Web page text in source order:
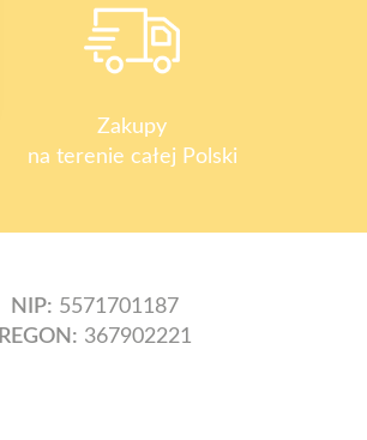
Zakupy
na terenie całej Polski
NIP: 5571701187
REGON: 367902221